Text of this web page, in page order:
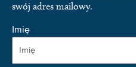
swój adres mailowy.
Imię